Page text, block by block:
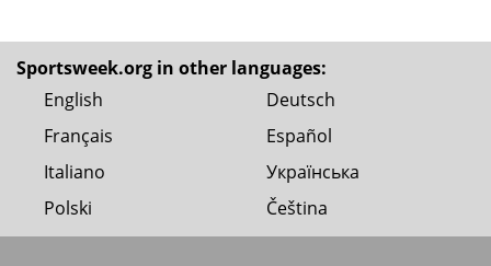
Sportsweek.org in other languages:
English
Deutsch
Français
Español
Italiano
Українська
Polski
Čeština